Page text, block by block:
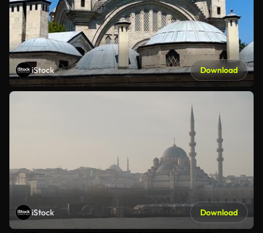
iStock Download
iStock Download